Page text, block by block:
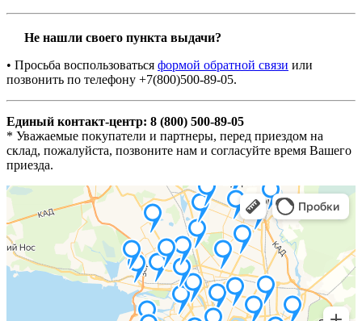
Не нашли своего пункта выдачи?
• Просьба воспользоваться формой обратной связи или
позвонить по телефону +7(800)500-89-05.
Единый контакт-центр: 8 (800) 500-89-05
* Уважаемые покупатели и партнеры, перед приездом на
склад, пожалуйста, позвоните нам и согласуйте время Вашего
приезда.